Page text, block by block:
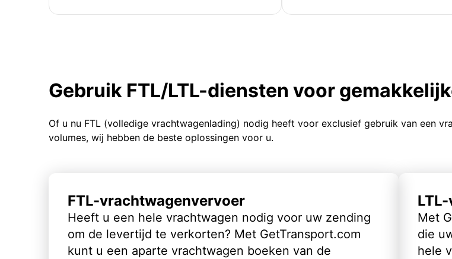
Gebruik FTL/LTL-diensten voor
Of u nu FTL (volledige vrachtwagenlading) nodig heeft voor exclusief gebruik van een
volumes, wij hebben de beste oplossingen voor u.
FTL-vrachtwagenvervoer
Heeft u een hele vrachtwagen nodig voor uw zending
om de levertijd te verkorten? Met GetTransport.com
kunt u een aparte vrachtwagen boeken van de
Met
die
hele